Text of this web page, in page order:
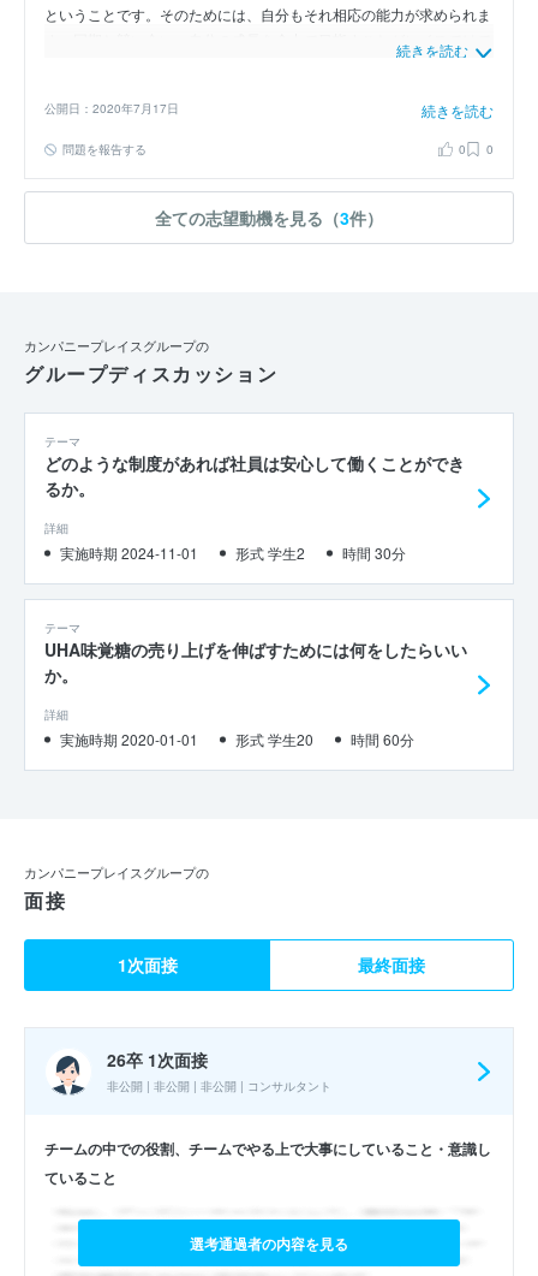
ということです。そのためには、自分もそれ相応の能力が求められま
きると考えます。また、単に会社の経営状況に対しプランを提供する
できる点にも非常に魅力を感じています。提案することは簡単です
が、それを自ら実行することでより責任感が生まれ、仕事にやりがい
しました。
続きを読む
公開日：2020年7月17日 続きを読む
問題を報告する 0 0
全ての志望動機を見る（3件）
カンパニープレイスグループの
グループディスカッション
テーマ
どのような制度があれば社員は安心して働くことができ
るか。
詳細
実施時期 2024-11-01 形式 学生2 時間 30分
テーマ
UHA味覚糖の売り上げを伸ばすためには何をしたらいい
か。
詳細
実施時期 2020-01-01 形式 学生20 時間 60分
カンパニープレイスグループの
面接
1次面接 最終面接
26卒 1次面接
非公開 | 非公開 | 非公開 | コンサルタント
チームの中での役割、チームでやる上で大事にしていること・意識し
ていること
選考通過者の内容を見る